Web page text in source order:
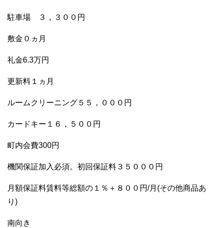
駐車場 ３，３００円
敷金０ヵ月
礼金6.3万円
更新料１ヵ月
ルームクリーニング５５，０００円
カードキー１６，５００円
町内会費300円
機関保証加入必須。初回保証料３５０００円
月額保証料賃料等総額の１％＋８００円/月(その他商品あ
り)
南向き